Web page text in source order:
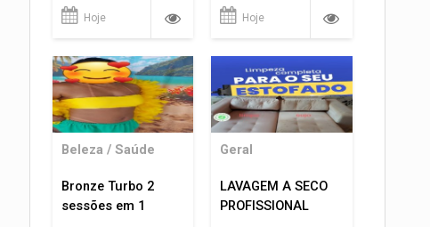
Hoje Hoje
Beleza / Saúde
Bronze Turbo 2
sessões em 1
Geral
LAVAGEM A SECO
PROFISSIONAL